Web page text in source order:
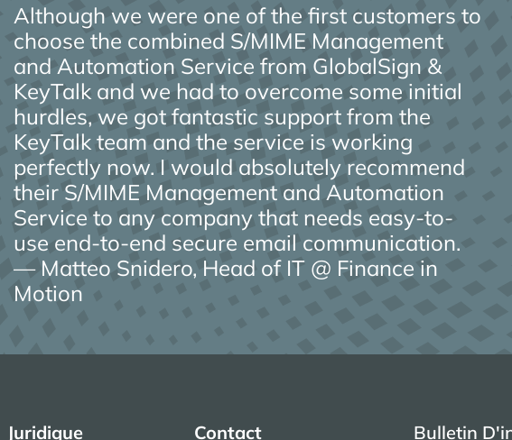
Although we were one of the first customers to
choose the combined S/MIME Management
and Automation Service from GlobalSign &
KeyTalk and we had to overcome some initial
hurdles, we got fantastic support from the
KeyTalk team and the service is working
perfectly now. I would absolutely recommend
their S/MIME Management and Automation
Service to any company that needs easy-to-
use end-to-end secure email communication.
— Matteo Snidero, Head of IT @ Finance in
Motion
Juridique Contact Bulletin